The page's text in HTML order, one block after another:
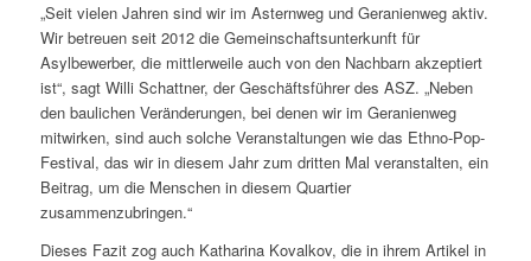
„Seit vielen Jahren sind wir im Asternweg und Geranienweg aktiv.
Wir betreuen seit 2012 die Gemeinschaftsunterkunft für
Asylbewerber, die mittlerweile auch von den Nachbarn akzeptiert
ist“, sagt Willi Schattner, der Geschäftsführer des ASZ. „Neben
den baulichen Veränderungen, bei denen wir im Geranienweg
mitwirken, sind auch solche Veranstaltungen wie das Ethno-Pop-
Festival, das wir in diesem Jahr zum dritten Mal veranstalten, ein
Beitrag, um die Menschen in diesem Quartier
zusammenzubringen.“
Dieses Fazit zog auch Katharina Kovalkov, die in ihrem Artikel in